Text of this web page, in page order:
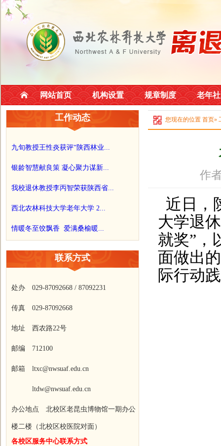
网站首页 机构设置 规章制度 老年
工作动态
九旬教授王性炎获评“陕西林业...
银龄智慧献良策 凝心聚力谋新...
我校退休教授李丙智荣获陕西省...
西北农林科技大学老年大学 2...
情暖冬至饺飘香 爱满桑榆暖...
联系方式
处办 029-87092668 / 87092231
传真 029-87092668
地址 西农路22号
邮编 712100
邮箱 ltxc@nwsuaf.edu.cn
ltdw@nwsuaf.edu.cn
办公地点 北校区老昆虫博物馆一期办公
楼二楼（北校区校医院对面）
各校区服务中心联系方式
您现在的位置 首页»
作
近日，
大学退
就奖”，
面做出
际行动